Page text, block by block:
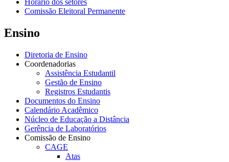
Horário dos setores
Comissão Eleitoral Permanente
Ensino
Diretoria de Ensino
Coordenadorias
Assistência Estudantil
Gestão de Ensino
Registros Estudantis
Documentos do Ensino
Calendário Acadêmico
Núcleo de Educação a Distância
Gerência de Laboratórios
Comissão de Ensino
CAGE
Atas